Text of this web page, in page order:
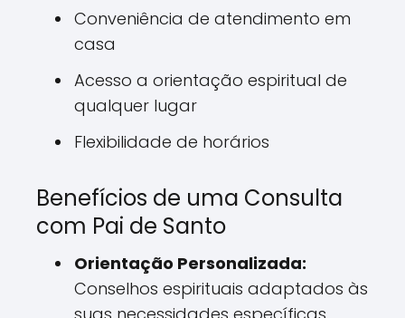
Conveniência de atendimento em
casa
Acesso a orientação espiritual de
qualquer lugar
Flexibilidade de horários
Benefícios de uma Consulta
com Pai de Santo
Orientação Personalizada:
Conselhos espirituais adaptados às